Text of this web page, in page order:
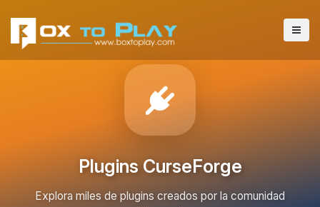
Plugins CurseForge
Explora miles de plugins creados por la comunidad